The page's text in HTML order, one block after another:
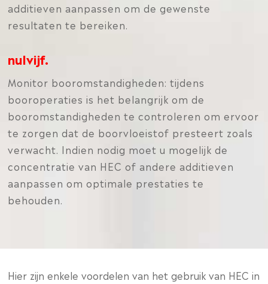
additieven aanpassen om de gewenste
resultaten te bereiken.
nulvijf.
Monitor booromstandigheden: tijdens
booroperaties is het belangrijk om de
booromstandigheden te controleren om ervoor
te zorgen dat de boorvloeistof presteert zoals
verwacht. Indien nodig moet u mogelijk de
concentratie van HEC of andere additieven
aanpassen om optimale prestaties te
behouden.
Hier zijn enkele voordelen van het gebruik van HEC in